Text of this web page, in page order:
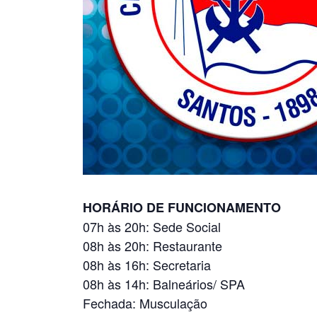
HORÁRIO DE FUNCIONAMENTO
07h às 20h: Sede Social
08h às 20h: Restaurante
08h às 16h: Secretaria
08h às 14h: Balneários/ SPA
Fechada: Musculação